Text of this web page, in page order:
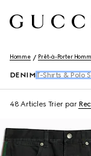
Homme Prêt-à-Porter
DENIM T-Shirts & Polo
48 Articles Trier par